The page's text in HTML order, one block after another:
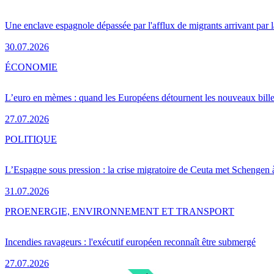
Une enclave espagnole dépassée par l'afflux de migrants arrivant par
30.07.2026
L’euro en mèmes : quand les Européens détournent les nouveaux
27.07.2026
ÉCONOMIE
L’Espagne sous pression : la crise migratoire de Ceuta met Schengen
31.07.2026
POLITIQUE
Incendies ravageurs : l'exécutif européen reconnaît être submergé
27.07.2026
PROENERGIE, ENVIRONNEMENT ET TRANSPORT